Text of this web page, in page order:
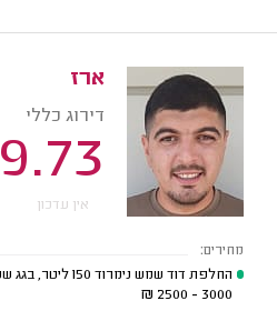
ארז
דירוג כללי
9.73
אין עדכון
מחירים:
החלפת דוד שמש נימרוד 150 ליטר, בגג שטוח, ללא קולטים
3000 - 2500
₪